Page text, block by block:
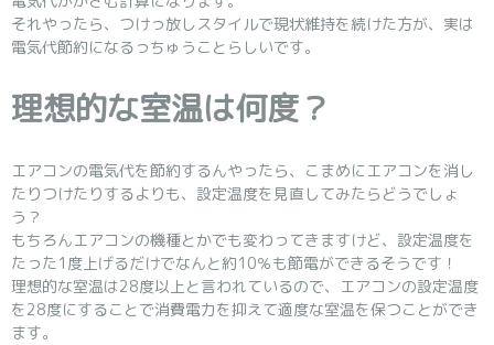
それやったら、つけっ放しスタイルで現状維持を続けた方が、実は
電気代節約になるっちゅうことらしいです。
理想的な室温は何度？
エアコンの電気代を節約するんやったら、こまめにエアコンを消し
たりつけたりするよりも、設定温度を見直してみたらどうでしょ
う？
もちろんエアコンの機種とかでも変わってきますけど、設定温度を
たった1度上げるだけでなんと約10％も節電ができるそうです！
理想的な室温は28度以上と言われているので、エアコンの設定温度
を28度にすることで消費電力を抑えて適度な室温を保つことができ
ます。